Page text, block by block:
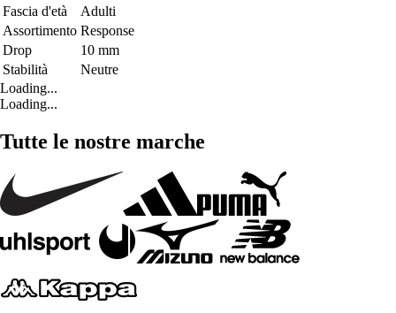
Fascia d'età
Adulti
Assortimento Response
Drop
10 mm
Stabilità
Neutre
Loading...
Loading...
Tutte le nostre marche